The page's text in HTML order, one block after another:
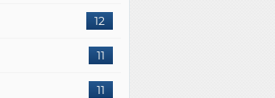
12
11
11